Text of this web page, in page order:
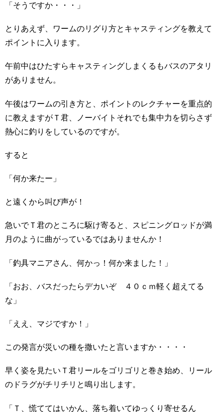
「そうですか・・・」
とりあえず、ワームのリグり方とキャスティングを教えて
ポイントに入ります。
午前中はひたすらキャスティングしまくるもバスのアタリ
がありません。
午後はワームの引き方と、ポイントのレクチャーを重点的
に教えますがＴ君、ノーバイトそれでも集中力を切らさず
熱心に釣りをしているのですが。
すると
「何か来たー」
と遠くから叫び声が！
急いでＴ君のところに駆け寄ると、スピニングロッドが満
月のように曲がっているではありませんか！
「釣具マニアさん、何かっ！何か来ました！」
「おお、バスだったらデカいぞ ４０ｃｍ軽く超えてる
な」
「ええ、マジですか！」
この発言が災いの種を撒いたと言いますか・・・・
早く姿を見たいＴ君リールをゴリゴリと巻き始め、リール
のドラグがチリチリと鳴り出します。
「Ｔ、慌ててはいかん、落ち着いてゆっくり寄せるん